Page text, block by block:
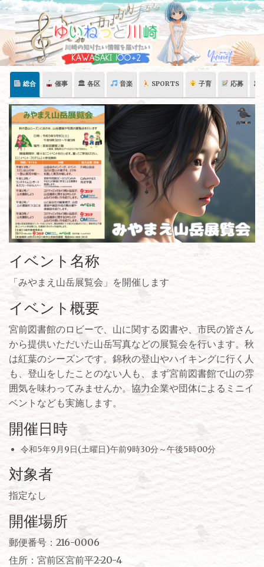
Skip
content
総合 催事 🏛 各区 音楽 SPORTS 子育 応募 🏛
イベント名称
「みやまえ山岳展覧会」を開催します
イベント概要
宮前図書館のロビーで、山に関する図書や、市民の皆さん
から提供いただいた山岳写真などの展覧会を行います。秋
は紅葉のシーズンです。錦秋の登山やハイキングに行く人
も、登山をしたことのない人も、まず宮前図書館で山の雰
囲気を味わってみませんか。協力企業や団体によるミニイ
ベントなども実施します。
開催日時
令和5年9月9日(土曜日)午前9時30分～午後5時00分
対象者
指定なし
開催場所
郵便番号：216-0006
住所：宮前区宮前平2-20-4